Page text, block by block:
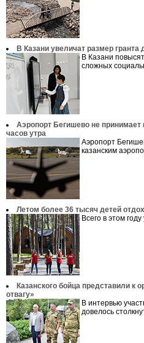
В Казани увеличат размер
В Казани
сложных
Аэропорт Бегишево не принимает
часов утра
Аэропорт
казанским
Летом более 36 тысяч детей
Всего в этом
Казанского бойца представили
отвагу»
В интервью
довелось